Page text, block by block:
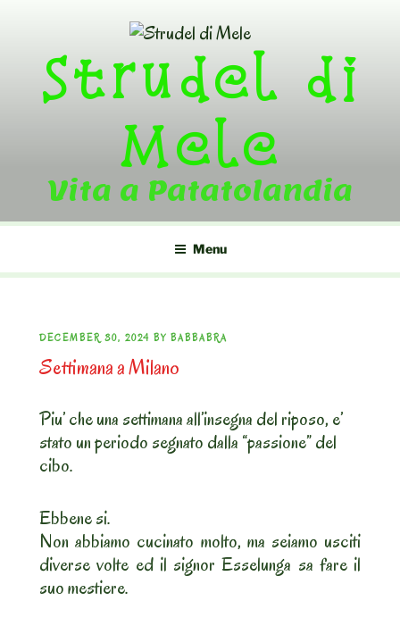
contentStrudel di
Mele
Vita a Patatolandia
Menu
POSTED
ON
DECEMBER 30, 2024 BY BABBABRA
Settimana a Milano
Piu’ che una settimana all’insegna del riposo, e’
stato un periodo segnato dalla “passione” del
cibo.
Ebbene si.
Non abbiamo cucinato molto, ma seiamo usciti
diverse volte ed il signor Esselunga sa fare il
suo mestiere.